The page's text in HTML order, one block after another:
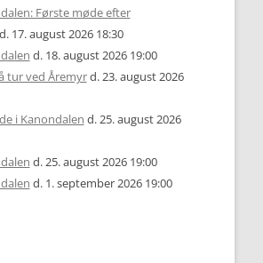
Første møde efter
d. 17. august 2026 18:30
d. 18. august 2026 19:00
tur ved Åremyrd. 23. august 2026
i Kanondalen d. 25. august 2026
d. 25. august 2026 19:00
d. 1. september 2026 19:00